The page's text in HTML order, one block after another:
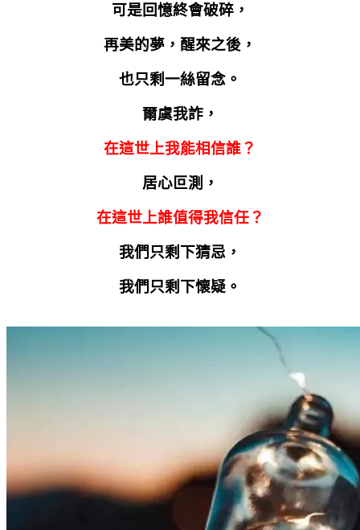
可是回憶終會破碎，
再美的夢，醒來之後，
也只剩一絲留念。
爾虞我詐，
在這世上我能相信誰？
居心叵測，
在這世上誰值得我信任？
我們只剩下猜忌，
我們只剩下懷疑。